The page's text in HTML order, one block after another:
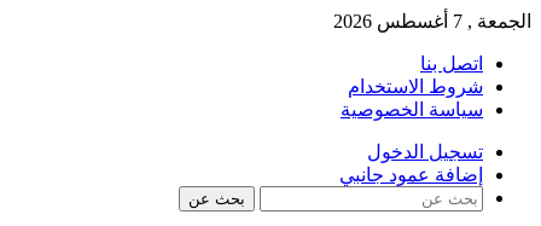
الجمعة , 7 أغسطس 2026
اتصل بنا
شروط الاستخدام
سياسة الخصوصية
تسجيل الدخول
إضافة عمود جانبي
بحث عن